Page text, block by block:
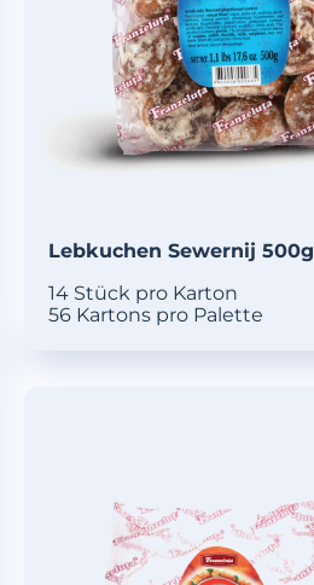
Lebkuchen Sewernij 500g
14 Stück pro Karton
56 Kartons pro Palette